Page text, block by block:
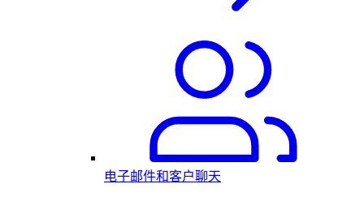
电子邮件和客户聊天